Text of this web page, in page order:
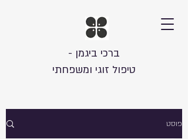
ברכי ביגמן -
טיפול זוגי ומשפחתי
פוסט